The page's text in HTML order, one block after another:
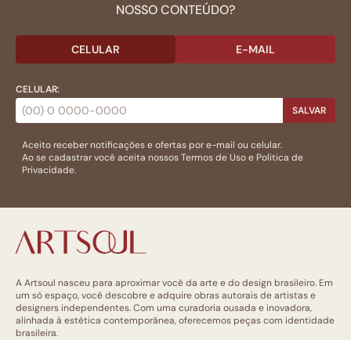
NOSSO CONTEÚDO?
CELULAR E-MAIL
CELULAR:
SALVAR
Aceito receber notificações e ofertas por e-mail ou celular.
Ao se cadastrar você aceita nossosTermos de Usoe Politica de
Privacidade.
A Artsoul nasceu para aproximar você da arte e do design brasileiro. Em
um só espaço, você descobre e adquire obras autorais de artistas e
designers independentes. Com uma curadoria ousada e inovadora,
alinhada à estética contemporânea, oferecemos peças com identidade
brasileira.